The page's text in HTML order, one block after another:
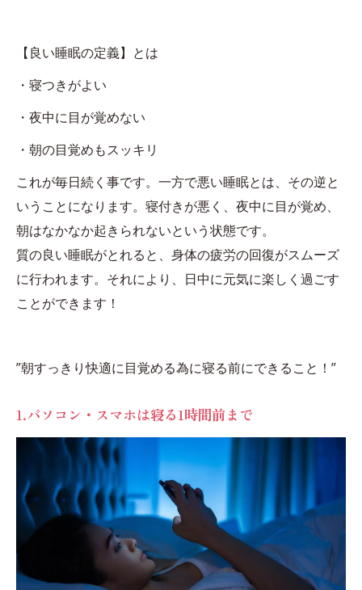
【良い睡眠の定義】とは
・寝つきがよい
・夜中に目が覚めない
・朝の目覚めもスッキリ
これが毎日続く事です。一方で悪い睡眠とは、その逆と
いうことになります。寝付きが悪く、夜中に目が覚め、
朝はなかなか起きられないという状態です。
質の良い睡眠がとれると、身体の疲労の回復がスムーズ
に行われます。それにより、日中に元気に楽しく過ごす
ことができます！
”朝すっきり快適に目覚める為に寝る前にできること！”
1.パソコン・スマホは寝る1時間前まで